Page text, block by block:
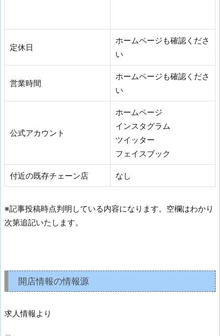
定休日
ホームページも確認くださ
い
営業時間
ホームページも確認くださ
い
公式アカウント
ホームページ
インスタグラム
ツイッター
フェイスブック
付近の既存チェーン店 なし
※記事投稿時点判明している内容になります。空欄はわかり
次第追記いたします。
開店情報の情報源
求人情報より